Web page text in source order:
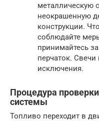
металлическую
неокрашенную
конструкции.
соблюдайте
принимайтесь
перчаток.
исключения.
Процедура
системы
Топливо переходит в